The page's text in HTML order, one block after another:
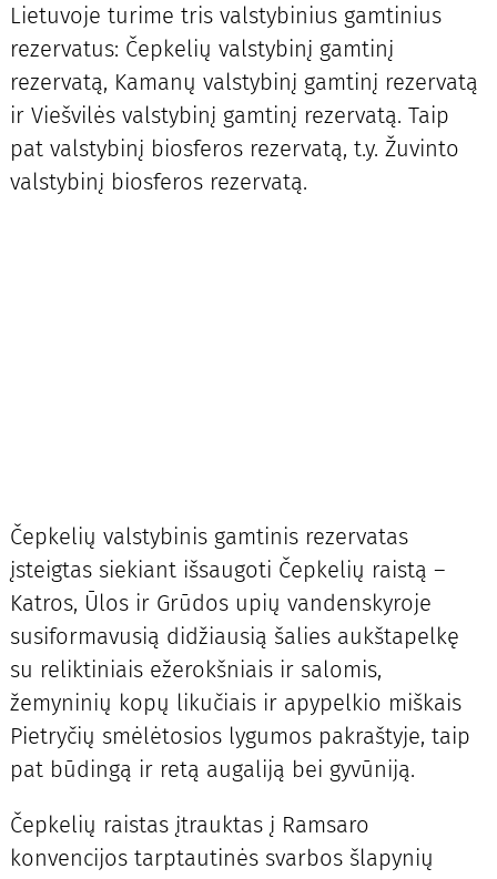
Lietuvoje turime tris valstybinius gamtinius
rezervatus: Čepkelių valstybinį gamtinį
rezervatą, Kamanų valstybinį gamtinį rezervatą
ir Viešvilės valstybinį gamtinį rezervatą. Taip
pat valstybinį biosferos rezervatą, t.y. Žuvinto
valstybinį biosferos rezervatą.
Čepkelių valstybinis gamtinis rezervatas
įsteigtas siekiant išsaugoti Čepkelių raistą –
Katros, Ūlos ir Grūdos upių vandenskyroje
susiformavusią didžiausią šalies aukštapelkę
su reliktiniais ežerokšniais ir salomis,
žemyninių kopų likučiais ir apypelkio miškais
Pietryčių smėlėtosios lygumos pakraštyje, taip
pat būdingą ir retą augaliją bei gyvūniją.
Čepkelių raistas įtrauktas į Ramsaro
konvencijos tarptautinės svarbos šlapynių